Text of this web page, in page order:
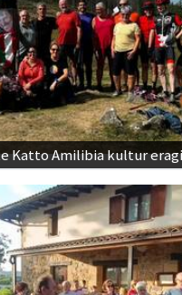
Katto Amilibia kultur